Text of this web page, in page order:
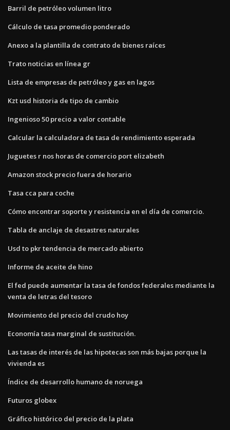
Barril de petróleo volumen litro
Cálculo de tasa promedio ponderado
Anexo a la plantilla de contrato de bienes raíces
Trato noticias en línea gr
Lista de empresas de petróleo y gas en lagos
Kzt usd historia de tipo de cambio
Ingenioso 50 precio a valor contable
Calcular la calculadora de tasa de rendimiento esperada
Juguetes r nos horas de comercio port elizabeth
Amazon stock precio fuera de horario
Tasa cca para coche
Cómo encontrar soporte y resistencia en el día de comercio.
Tabla de anclaje de desastres naturales
Usd to pkr tendencia de mercado abierto
Informe de aceite de hino
El fed puede aumentar la tasa de fondos federales mediante la
venta de letras del tesoro
Movimiento del precio del crudo hoy
Economía tasa marginal de sustitución.
Las tasas de interés de las hipotecas son más bajas porque la
vivienda es
Índice de desarrollo humano de noruega
Futuros globex
Gráfico histórico del precio de la plata